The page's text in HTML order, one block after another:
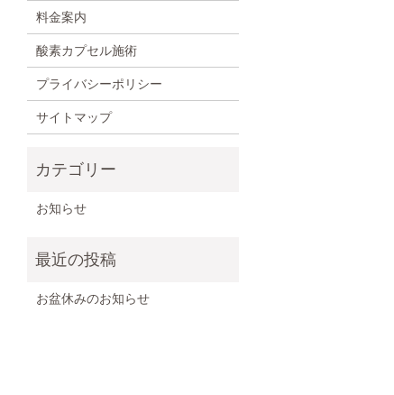
料金案内
酸素カプセル施術
プライバシーポリシー
サイトマップ
お知らせ
お盆休みのお知らせ